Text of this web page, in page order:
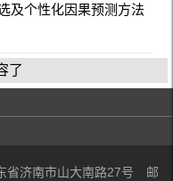
及个性化因果预测方法
了
济南市山大南路27号 邮